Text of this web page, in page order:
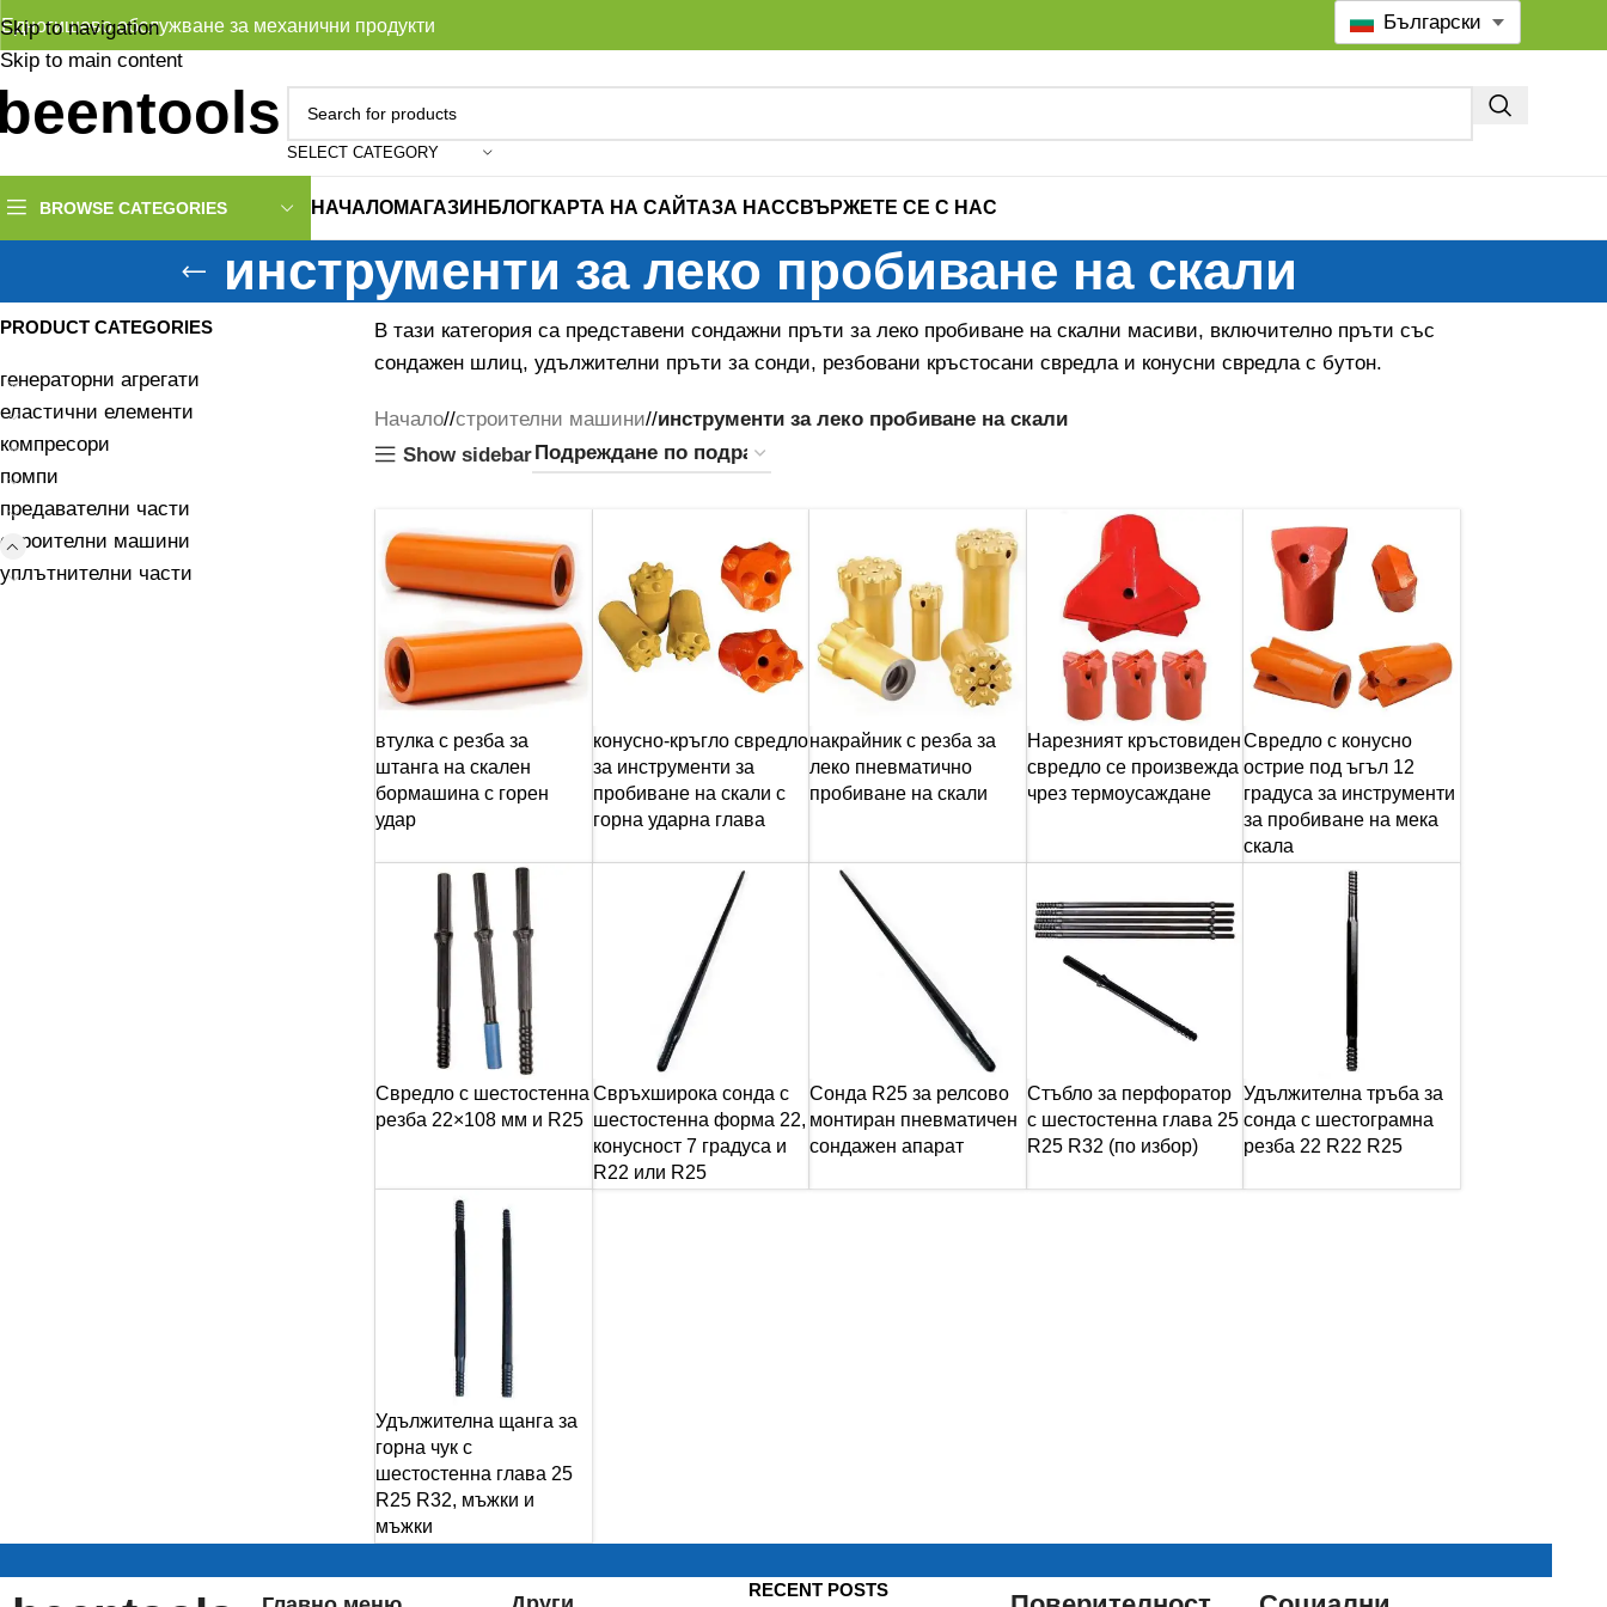
Skip to navigation
Skip to main content
Едногишево обслужване за механични продукти
SELECT CATEGORY
BROWSE CATEGORIES НАЧАЛОМАГАЗИН БЛОГКАРТА НА САЙТАЗА НАССВЪРЖЕТЕ СЕ С НАС
Български
инструменти за леко пробиване на скали
PRODUCT CATEGORIES
генераторни агрегати
еластични елементи
компресори
помпи
предавателни части
строителни машини
уплътнителни части
В тази категория са представени сондажни пръти за леко пробиване на скални масиви, включително пръти със
сондажен шлиц, удължителни пръти за сонди, резбовани кръстосани свредла и конусни свредла с бутон.
Начало/ строителни машини/ инструменти за леко пробиване на скали
Show sidebar
втулка с резба за
штанга на скален
бормашина с горен
удар
конусно-кръгло свредло
за инструменти за
пробиване на скали с
горна ударна глава
накрайник с резба за
леко пневматично
пробиване на скали
Нарезният кръстовиден
свредло се произвежда
чрез термоусаждане
Свредло с конусно
острие под ъгъл 12
градуса за инструменти
за пробиване на мека
скала
Свредло с шестостенна
резба 22×108 мм и R25
Свръхширока сонда с
шестостенна форма 22,
конусност 7 градуса и
R22 или R25
Сонда R25 за релсово
монтиран пневматичен
сондажен апарат
Стъбло за перфоратор
с шестостенна глава 25
R25 R32 (по избор)
Удължителна тръба за
сонда с шестограмна
резба 22 R22 R25
Удължителна щанга за
горна чук с
шестостенна глава 25
R25 R32, мъжки и
мъжки
RECENT POSTS